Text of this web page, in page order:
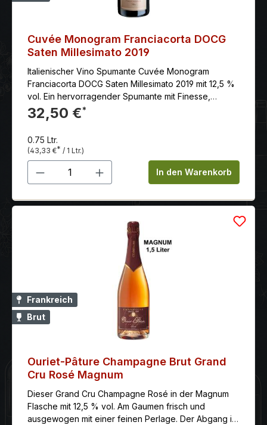
Geflügelgerichten sowie Fruchtdesserts
Cuvée Monogram Franciacorta DOCG
Saten Millesimato 2019
Italienischer Vino Spumante Cuvée Monogram
Franciacorta DOCG Saten Millesimato 2019 mit 12,5 %
vol. Ein hervorragender Spumante mit Finesse,
Eleganz und Komplexität.
32,50 €*
0.75 Ltr.
(43,33 €* / 1 Ltr.)
Produkt Anzahl: Gib denIn den Warenkorb
Frankreich
Brut
Ouriet-Pâture Champagne Brut Grand
Cru Rosé Magnum
Dieser Grand Cru Champagne Rosé in der Magnum
Flasche mit 12,5 % vol. Am Gaumen frisch und
ausgewogen mit einer feinen Perlage. Der Abgang ist